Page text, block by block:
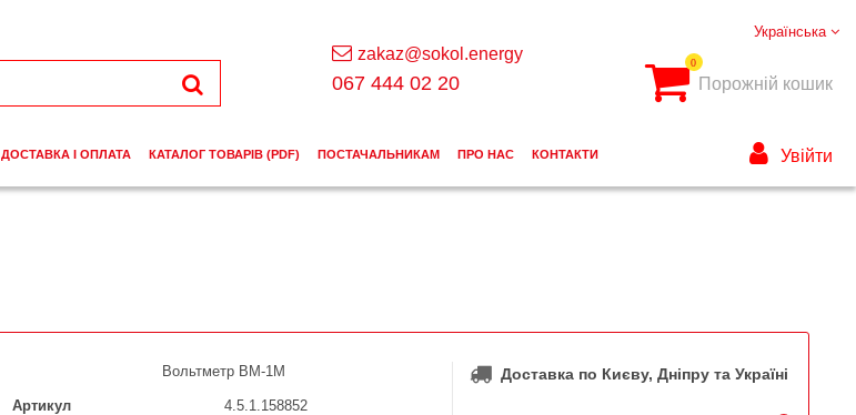
Вольтметр ВМ-1М
Артикул 4.5.1.158852
Доставка по Києву, Дніпру та Україні
Українська
zakaz@sokol.energy
067 444 02 20
0
Порожній кошик
ДОСТАВКА І ОПЛАТА КАТАЛОГ ТОВАРІВ (PDF) ПОСТАЧАЛЬНИКАМ ПРО НАС КОНТАКТИ Увійти